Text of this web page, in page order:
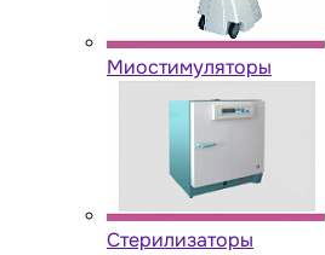
Миостимуляторы
Стерилизаторы